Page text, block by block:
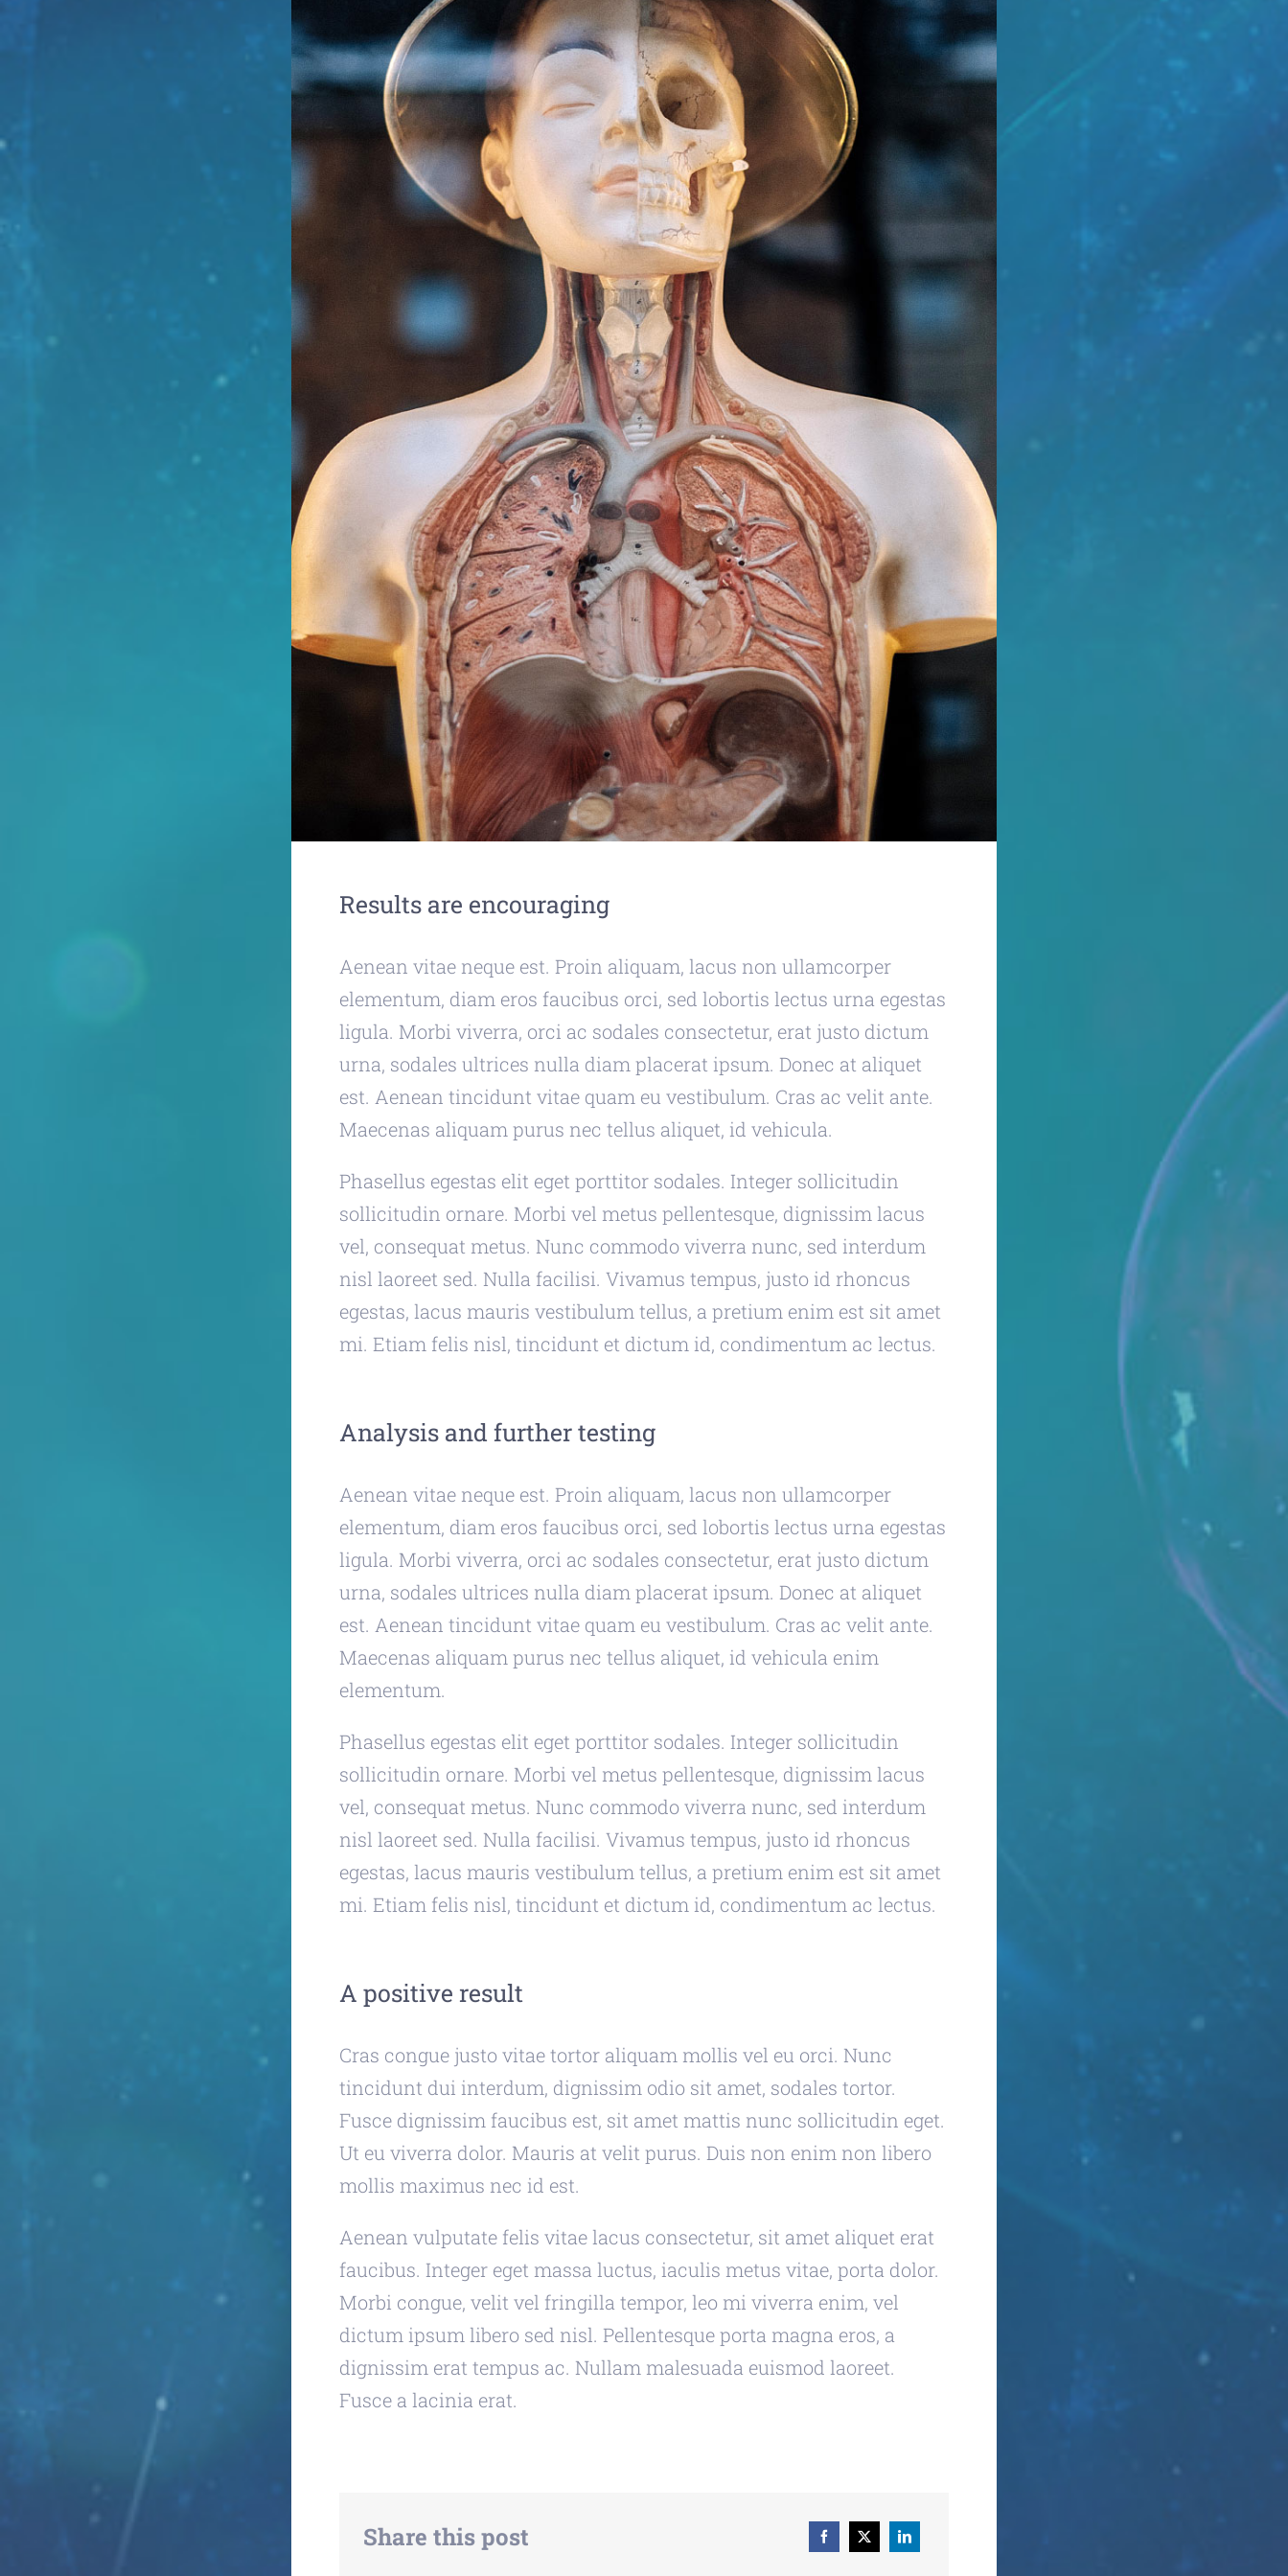
Results are encouraging
Aenean vitae neque est. Proin aliquam, lacus non ullamcorper
elementum, diam eros faucibus orci, sed lobortis lectus urna egestas
ligula. Morbi viverra, orci ac sodales consectetur, erat justo dictum
urna, sodales ultrices nulla diam placerat ipsum. Donec at aliquet
est. Aenean tincidunt vitae quam eu vestibulum. Cras ac velit ante.
Maecenas aliquam purus nec tellus aliquet, id vehicula.
Phasellus egestas elit eget porttitor sodales. Integer sollicitudin
sollicitudin ornare. Morbi vel metus pellentesque, dignissim lacus
vel, consequat metus. Nunc commodo viverra nunc, sed interdum
nisl laoreet sed. Nulla facilisi. Vivamus tempus, justo id rhoncus
egestas, lacus mauris vestibulum tellus, a pretium enim est sit amet
mi. Etiam felis nisl, tincidunt et dictum id, condimentum ac lectus.
Analysis and further testing
Aenean vitae neque est. Proin aliquam, lacus non ullamcorper
elementum, diam eros faucibus orci, sed lobortis lectus urna egestas
ligula. Morbi viverra, orci ac sodales consectetur, erat justo dictum
urna, sodales ultrices nulla diam placerat ipsum. Donec at aliquet
est. Aenean tincidunt vitae quam eu vestibulum. Cras ac velit ante.
Maecenas aliquam purus nec tellus aliquet, id vehicula enim
elementum.
Phasellus egestas elit eget porttitor sodales. Integer sollicitudin
sollicitudin ornare. Morbi vel metus pellentesque, dignissim lacus
vel, consequat metus. Nunc commodo viverra nunc, sed interdum
nisl laoreet sed. Nulla facilisi. Vivamus tempus, justo id rhoncus
egestas, lacus mauris vestibulum tellus, a pretium enim est sit amet
mi. Etiam felis nisl, tincidunt et dictum id, condimentum ac lectus.
A positive result
Cras congue justo vitae tortor aliquam mollis vel eu orci. Nunc
tincidunt dui interdum, dignissim odio sit amet, sodales tortor.
Fusce dignissim faucibus est, sit amet mattis nunc sollicitudin eget.
Ut eu viverra dolor. Mauris at velit purus. Duis non enim non libero
mollis maximus nec id est.
Aenean vulputate felis vitae lacus consectetur, sit amet aliquet erat
faucibus. Integer eget massa luctus, iaculis metus vitae, porta dolor.
Morbi congue, velit vel fringilla tempor, leo mi viverra enim, vel
dictum ipsum libero sed nisl. Pellentesque porta magna eros, a
dignissim erat tempus ac. Nullam malesuada euismod laoreet.
Fusce a lacinia erat.
Share this post